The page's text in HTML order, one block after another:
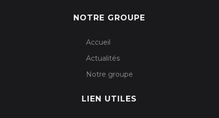
NOTRE GROUPE
Accueil
Actualités
Notre groupe
LIEN UTILES